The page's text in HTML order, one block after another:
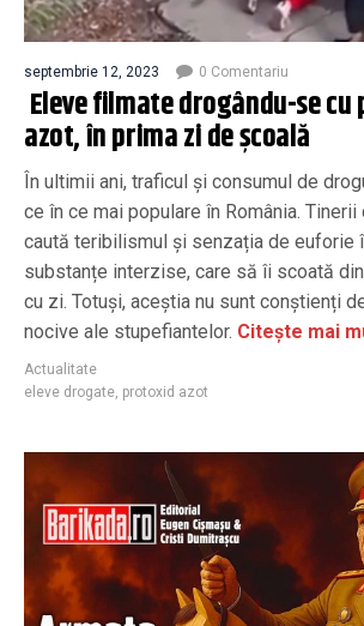
septembrie 12, 2023 0 Comentariu
Eleve filmate drogându-se
azot, în prima zi de școală
În ultimii ani, traficul și consumul de
ce în ce mai populare în România.
caută teribilismul și senzația de euforie
substanțe interzise, care să îi scoată
cu zi. Totuși, aceștia nu sunt conștienți
nocive ale stupefiantelor. Citește mai
Actualitate
eleve drogate, protoxid azot